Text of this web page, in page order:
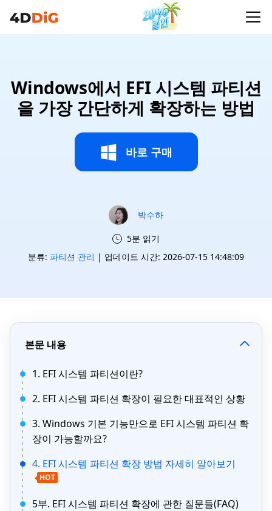
Windows에서 EFI 시스템 파티션
을 가장 간단하게 확장하는 방법
바로 구매
박수하
5분 읽기
분류: 파티션 관리 | 업데이트 시간: 2026-07-15 14:48:09
본문 내용
1. EFI 시스템 파티션이란?
2. EFI 시스템 파티션 확장이 필요한 대표적인 상황
3. Windows 기본 기능만으로 EFI 시스템 파티션 확
장이 가능할까요?
4. EFI 시스템 파티션 확장 방법 자세히 알아보기
HOT
5부. EFI 시스템 파티션 확장에 관한 질문들(FAQ)